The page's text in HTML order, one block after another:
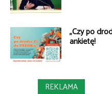
„Czy po
ankietę!
REKLAMA